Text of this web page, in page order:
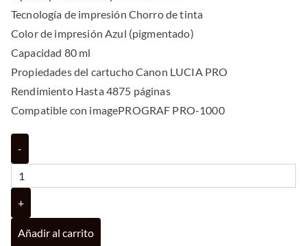
Tecnología de impresión Chorro de tinta
Color de impresión Azul (pigmentado)
Capacidad 80 ml
Propiedades del cartucho Canon LUCIA PRO
Rendimiento Hasta 4875 páginas
Compatible con imagePROGRAF PRO-1000
-
canon
1000b
azul
+
Añadir al carrito